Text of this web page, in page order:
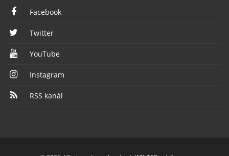
Facebook
Twitter
YouTube
Instagram
RSS kanál